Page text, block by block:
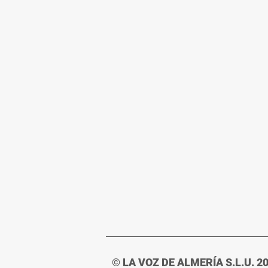
© LA VOZ DE ALMERÍA S.L.U.